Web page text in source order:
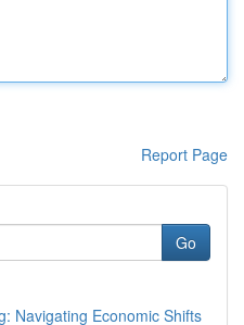
Report Page
Go
Navigating Economic Shifts